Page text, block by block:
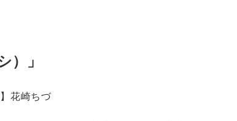
）」
花崎ちづ